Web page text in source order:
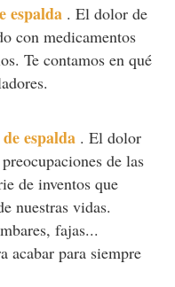
espalda . El dolor de
con medicamentos
Te contamos en qué
espalda . El dolor
de las
de inventos que
nuestras vidas.
fajas...
acabar para siempre